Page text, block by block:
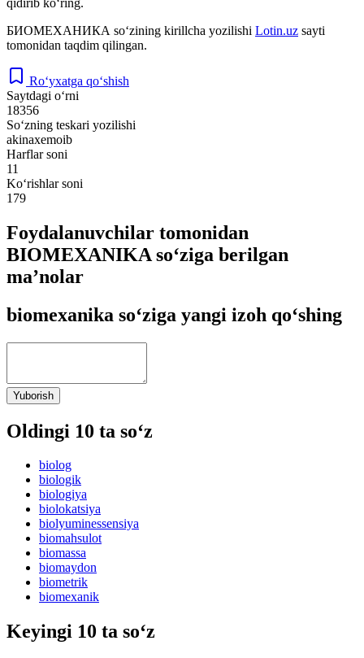
БИОМЕХАНИКА so‘zining kirillcha yozilishi Lotin.uz sayti
tomonidan taqdim qilingan.
Ro‘yxatga qo‘shish
Saytdagi o‘rni
18356
So‘zning teskari yozilishi
akinaxemoib
Harflar soni
11
Ko‘rishlar soni
179
Foydalanuvchilar tomonidan
BIOMEXANIKA so‘ziga berilgan
ma’nolar
biomexanika so‘ziga yangi izoh qo‘shing
Yuborish
Oldingi 10 ta so‘z
biolog
biologik
biologiya
biolokatsiya
biolyuminessensiya
biomahsulot
biomassa
biomaydon
biometrik
biomexanik
Keyingi 10 ta so‘z